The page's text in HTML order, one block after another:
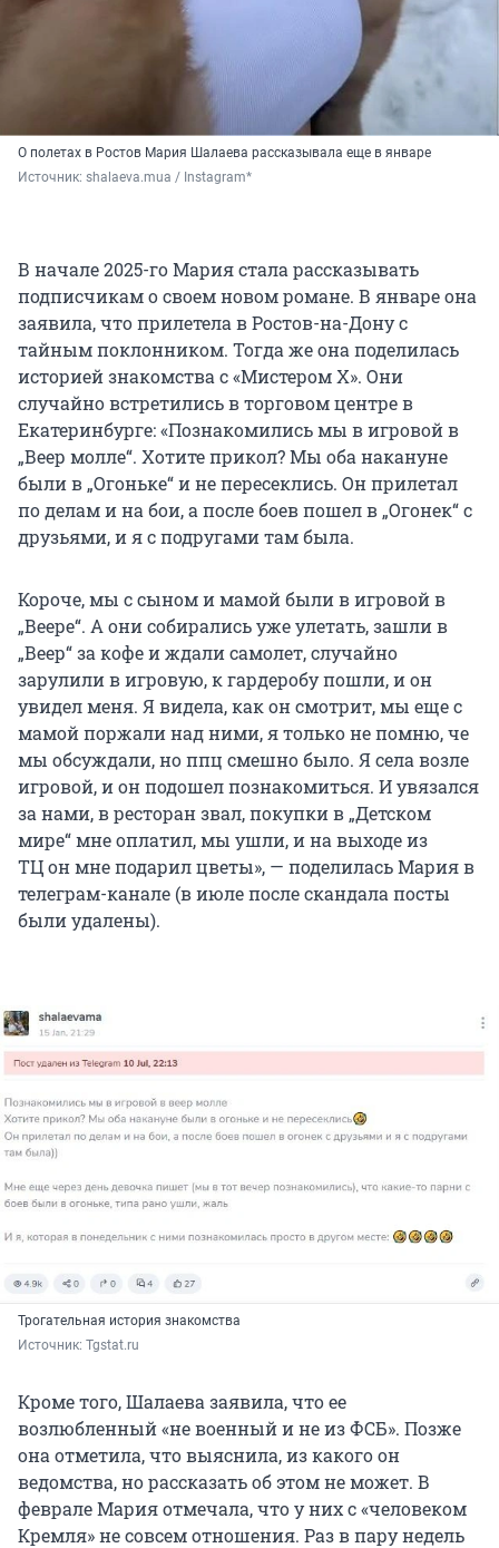
О полетах в Ростов Мария Шалаева рассказывала еще в январе
Источник: shalaeva.mua / Instagram*
В начале 2025-го Мария стала рассказывать
подписчикам о своем новом романе. В январе она
заявила, что прилетела в Ростов-на-Дону с
тайным поклонником. Тогда же она поделилась
историей знакомства с «Мистером Х». Они
случайно встретились в торговом центре в
Екатеринбурге: «Познакомились мы в игровой в
„Веер молле“. Хотите прикол? Мы оба накануне
были в „Огоньке“ и не пересеклись. Он прилетал
по делам и на бои, а после боев пошел в „Огонек“ с
друзьями, и я с подругами там была.
Короче, мы с сыном и мамой были в игровой в
„Веере“. А они собирались уже улетать, зашли в
„Веер“за кофе и ждали самолет, случайно
зарулили в игровую, к гардеробу пошли, и он
увидел меня. Я видела, как он смотрит, мы еще с
мамой поржали над ними, я только не помню, че
мы обсуждали, но ппц смешно было. Я села возле
игровой, и он подошел познакомиться. И увязался
за нами, в ресторан звал, покупки в „Детском
мире“мне оплатил, мы ушли, и на выходе из
ТЦ он мне подарил цветы», — поделилась Мария в
телеграм-канале (в июле после скандала посты
были удалены).
Трогательная история знакомства
Источник: Tgstat.ru
Кроме того, Шалаева заявила, что ее
возлюбленный «не военный и не из ФСБ». Позже
она отметила, что выяснила, из какого он
ведомства, но рассказать об этом не может. В
феврале Мария отмечала, что у них с «человеком
Кремля» не совсем отношения. Раз в пару недель